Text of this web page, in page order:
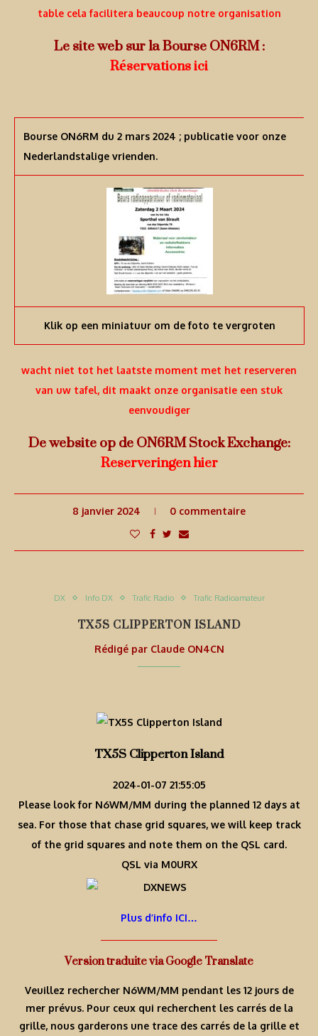
table cela facilitera beaucoup notre organisation
Le site web sur la Bourse ON6RM :
Réservations ici
Bourse ON6RM du 2 mars 2024 ; publicatie voor onze
Nederlandstalige vrienden.
Klik op een miniatuur om de foto te vergroten
wacht niet tot het laatste moment met het reserveren
van uw tafel, dit maakt onze organisatie een stuk
eenvoudiger
De website op de ON6RM Stock Exchange:
Reserveringen hier
8 janvier 2024 0 commentaire
DX Info DX Trafic Radio Trafic Radioamateur
TX5S CLIPPERTON ISLAND
Rédigé par Claude ON4CN
TX5S Clipperton Island
2024-01-07 21:55:05
Please look for N6WM/MM during the planned 12 days at
sea. For those that chase grid squares, we will keep track
of the grid squares and note them on the QSL card.
QSL via M0URX
Plus d’info ICI…
Version traduite via Google Translate
Veuillez rechercher N6WM/MM pendant les 12 jours de
mer prévus. Pour ceux qui recherchent les carrés de la
grille, nous garderons une trace des carrés de la grille et